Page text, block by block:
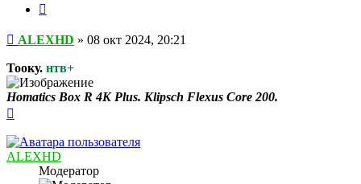
Сообщение
ALEXHD » 08 окт 2024, 20:21
Тооку. нтв+
Homatics Box R 4K Plus. Klipsch Flexus Core 200.
началу
ALEXHD
Модератор